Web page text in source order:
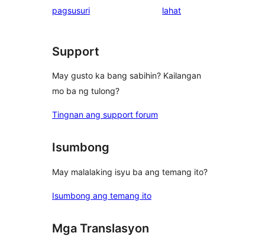
pagsusuri lahatng
Support
May gusto ka bang sabihin? Kailangan
mo ba ng tulong?
Tingnan ang support forum
Isumbong
May malalaking isyu ba ang temang ito?
Isumbong ang temang ito
Mga Translasyon